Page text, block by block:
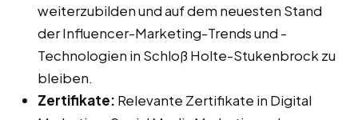
weiterzubilden und auf dem neuesten Stand
der Influencer-Marketing-Trends und -
Technologien in Schloß Holte-Stukenbrock zu
bleiben.
Zertifikate: Relevante Zertifikate in Digital